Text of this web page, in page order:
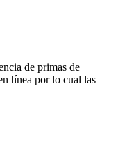
de primas de
línea por lo cual las